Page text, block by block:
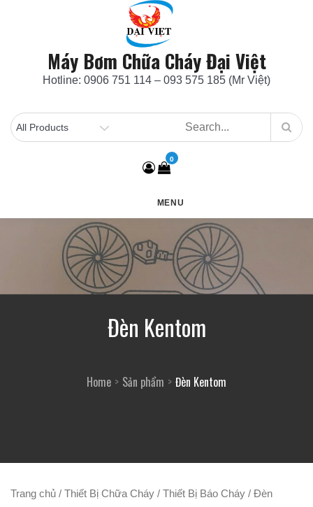
Máy Bơm Chữa Cháy Đại Việt
Hotline: 0906 751 114 – 093 575 185 (Mr Việt)
0
MENU
Đèn Kentom
Home Sản phẩm Đèn Kentom
Trang chủ / Thiết Bị Chữa Cháy / Thiết Bị Báo Cháy / Đèn